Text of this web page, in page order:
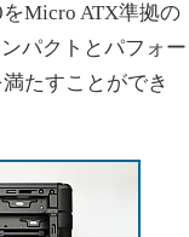
をMicro ATX準拠の
パクトとパフォー
たすことができ